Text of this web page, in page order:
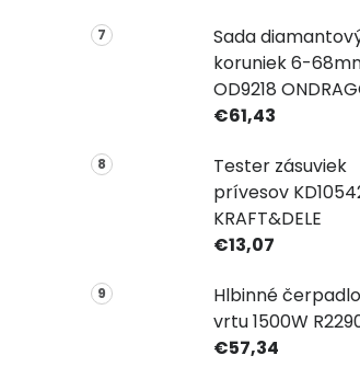
Sada
koruniek 6-
OD9218
€61,43
Tester zásuviek
prívesov
KRAFT&DELE
€13,07
Hlbinné
vrtu 1500W
€57,34